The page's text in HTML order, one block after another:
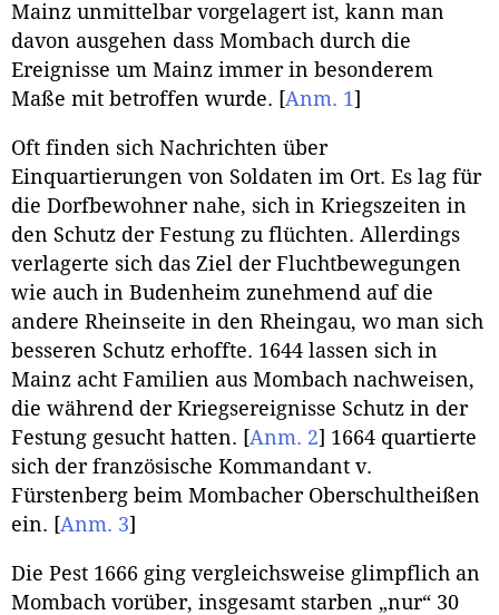
Mainz unmittelbar vorgelagert ist, kann man
davon ausgehen dass Mombach durch die
Ereignisse um Mainz immer in besonderem
Maße mit betroffen wurde. [Anm. 1]
Oft finden sich Nachrichten über
Einquartierungen von Soldaten im Ort. Es lag für
die Dorfbewohner nahe, sich in Kriegszeiten in
den Schutz der Festung zu flüchten. Allerdings
verlagerte sich das Ziel der Fluchtbewegungen
wie auch in Budenheim zunehmend auf die
andere Rheinseite in den Rheingau, wo man sich
besseren Schutz erhoffte. 1644 lassen sich in
Mainz acht Familien aus Mombach nachweisen,
die während der Kriegsereignisse Schutz in der
Festung gesucht hatten. [Anm. 2] 1664 quartierte
sich der französische Kommandant v.
Fürstenberg beim Mombacher Oberschultheißen
ein. [Anm. 3]
Die Pest 1666 ging vergleichsweise glimpflich an
Mombach vorüber, insgesamt starben „nur“ 30